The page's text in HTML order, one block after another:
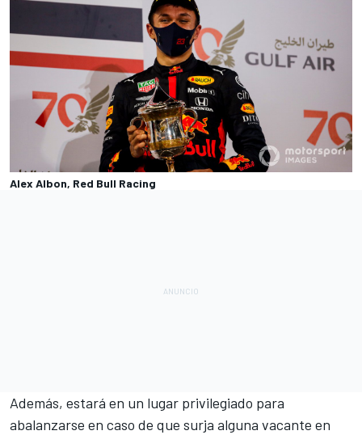
Alex Albon, Red Bull Racing
Además, estará en un lugar privilegiado para
abalanzarse en caso de que surja alguna vacante en